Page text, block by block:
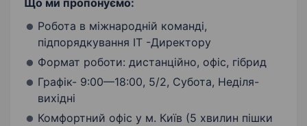
Що ми пропонуємо:
Робота в міжнародній команді,
підпорядкування IT -Директору
Формат роботи: дистанційно, офіс, гібрид
Графік- 9:00—18:00, 5/2, Субота, Неділя-
вихідні
Комфортний офіс у м. Київ (5 хвилин пішки